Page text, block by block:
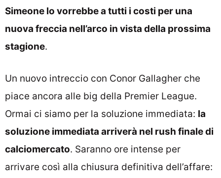
Simeone lo vorrebbe a tutti i costi per una
nuova freccia nell’arco in vista della prossima
stagione.
Un nuovo intreccio con Conor Gallagher che
piace ancora alle big della Premier League.
Ormai ci siamo per la soluzione immediata: la
soluzione immediata arriverà nel rush finale di
calciomercato. Saranno ore intense per
arrivare così alla chiusura definitiva dell’affare: